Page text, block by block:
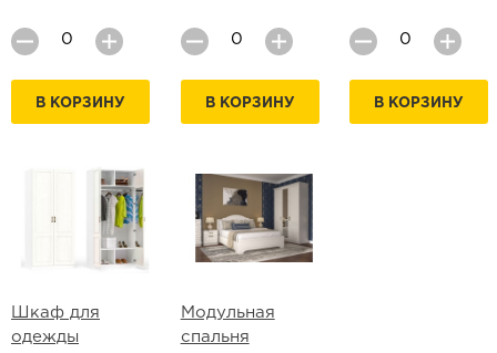
В КОРЗИНУ В КОРЗИНУ В КОРЗИНУ
Шкаф для
одежды
Модульная
спальня